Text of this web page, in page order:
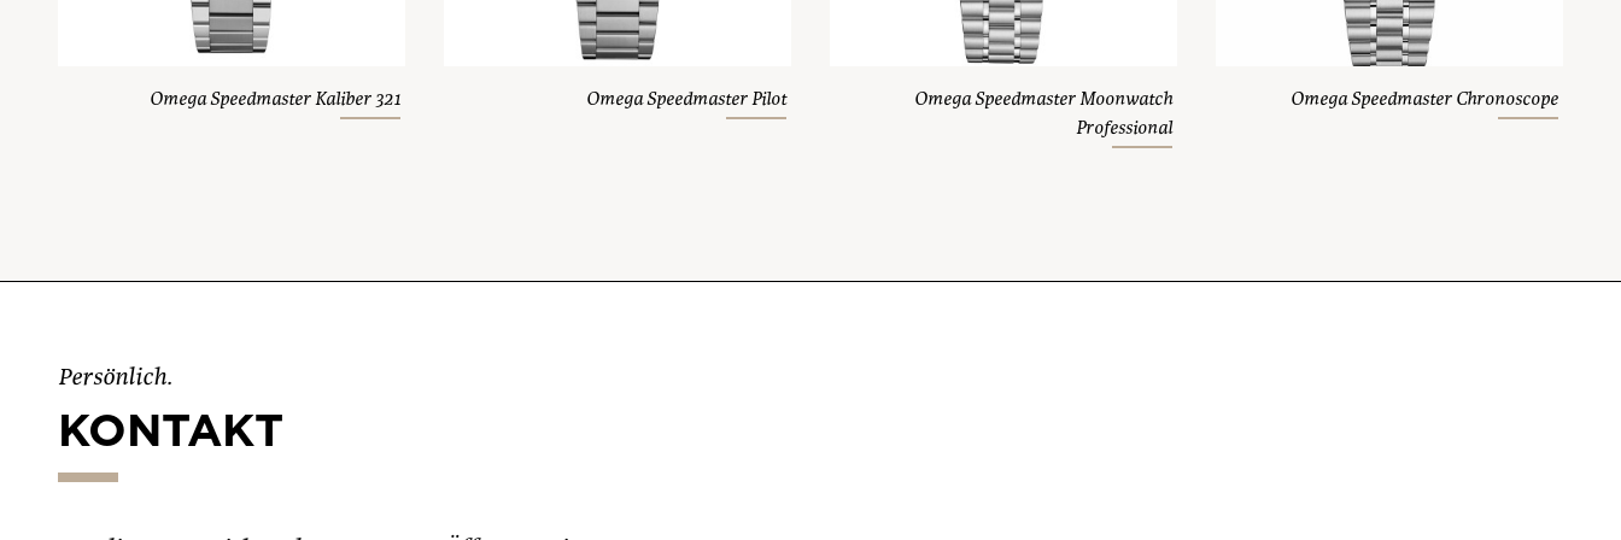
Omega Speedmaster Kaliber 321 Omega Speedmaster Pilot
Omega Speedmaster Moonwatch
Professional
Omega Speedmaster Chronoscope
Persönlich.
KONTAKT